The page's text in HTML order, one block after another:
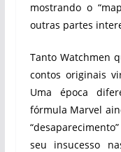
mostrando o
outras partes
Tanto Watchmen
contos originais
Uma época
fórmula Marvel
seu insucesso